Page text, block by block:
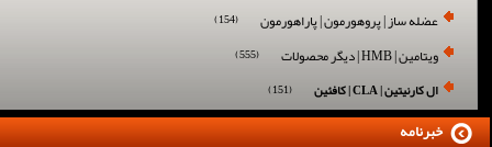
عضله ساز | پروهورمون | پاراهورمون (154)
ویتامین | HMB | دیگر محصولات (555)
ال کارنیتین | CLA | کافئین (151)
خبرنامه